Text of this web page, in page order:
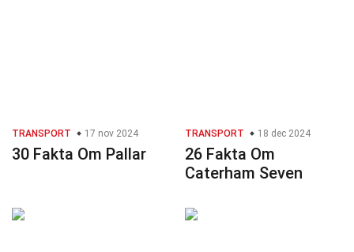
TRANSPORT 17 nov 2024
30 Fakta Om Pallar
TRANSPORT 18 dec 2024
26 Fakta Om
Caterham Seven